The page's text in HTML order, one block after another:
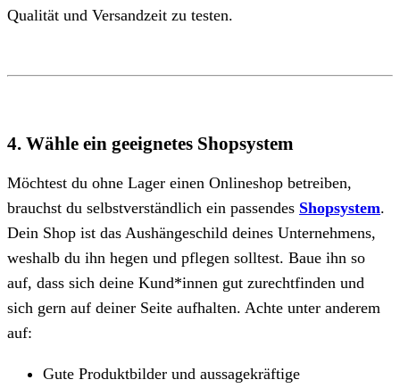
Qualität und Versandzeit zu testen.
4. Wähle ein geeignetes Shopsystem
Möchtest du ohne Lager einen Onlineshop betreiben,
brauchst du selbstverständlich ein passendes Shopsystem.
Dein Shop ist das Aushängeschild deines Unternehmens,
weshalb du ihn hegen und pflegen solltest. Baue ihn so
auf, dass sich deine Kund*innen gut zurechtfinden und
sich gern auf deiner Seite aufhalten. Achte unter anderem
auf:
Gute Produktbilder und aussagekräftige